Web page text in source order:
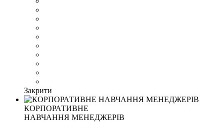
Закрити
КОРПОРАТИВНЕ
НАВЧАННЯ МЕНЕДЖЕРІВ